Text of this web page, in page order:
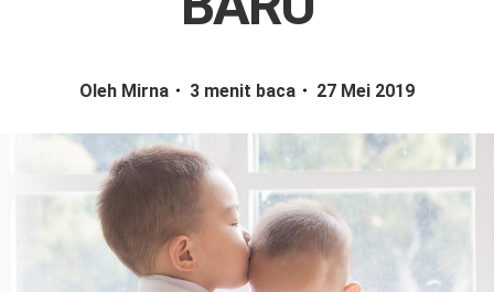
Oleh Mirna 3 menit baca 27 Mei 2019